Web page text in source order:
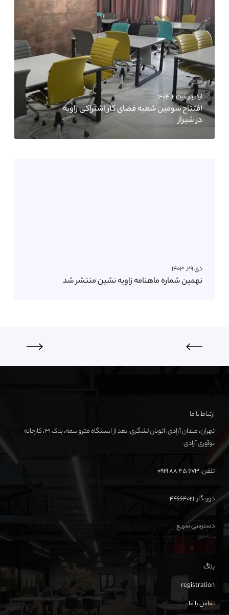
اردیبهشت ۲, ۱۴۰۴
افتتاح سومین شعبه فضای کار اشتراکی زاویه
در شیراز
دی ۲۹, ۱۴۰۳
نهمین شماره ماهنامه زاویه نشین منتشر شد
ارتباط با ما
تهران، میدان آزادی، اتوبان لشگری، بعد از ایستگاه مترو بیمه، پلاک ۳۱، کارخانه
نوآوری آزادی
تلفن:673 45 88 0919
دورنگار: ۴۴۶۶۴۰۲۱
دسترسی سریع
بلاگ
registration
تماس با ما